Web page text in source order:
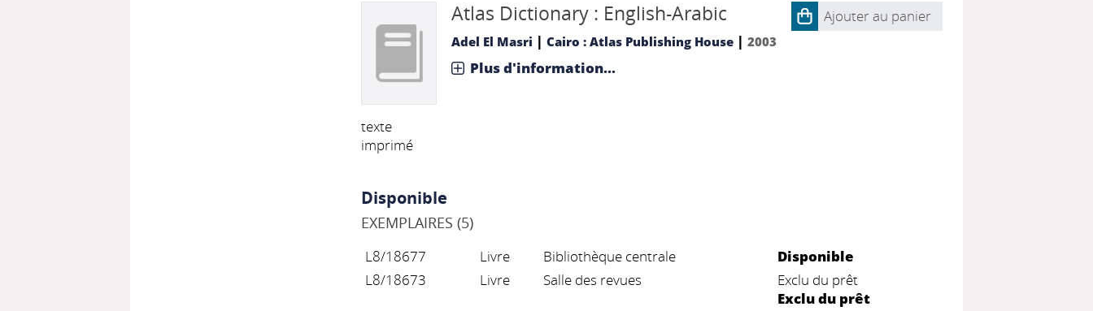
texte
imprimé
Atlas Dictionary : English-Arabic
Adel El Masri | Cairo : Atlas Publishing House| 2003
Plus d'information...
Ajouter au panier
Disponible
EXEMPLAIRES (5)
L8/18677 Livre Bibliothèque centrale
Disponible
L8/18673
Livre Salle des revues
Exclu du prêt
Exclu du prêt